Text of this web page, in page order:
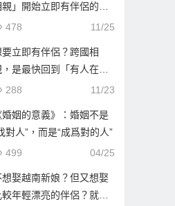
親」開始立即有伴侶的第
步
11/25
478
要立即有伴侶？跨國相
，是最快回到「有人在等
的人生方！
11/23
288
婚姻的意義》：婚姻不是
對人”，而是“成爲對的人”
04/25
499
想娶越南新娘？但又想娶
較年輕漂亮的伴侶？就到